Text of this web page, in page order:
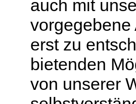
auch mit
erst zu
bietenden
von unserer